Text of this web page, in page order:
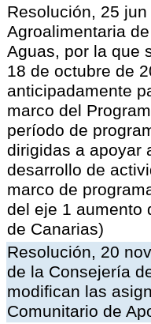
Resolución, 25
Agroalimentaria
Aguas, por la que
18 de octubre de
anticipadamente
marco del
período de
dirigidas a apoyar
desarrollo de
marco de
del eje 1 aumento
de Canarias)
Resolución, 20
de la Consejería
modifican las
Comunitario de